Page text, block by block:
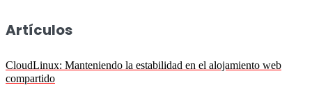
Artículos
CloudLinux: Manteniendo la estabilidad en el alojamiento web
compartido